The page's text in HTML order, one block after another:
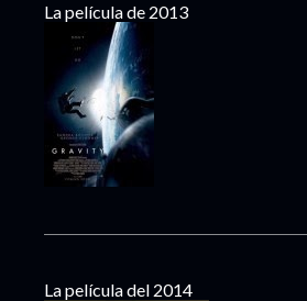
La película de 2013
La película del 2014